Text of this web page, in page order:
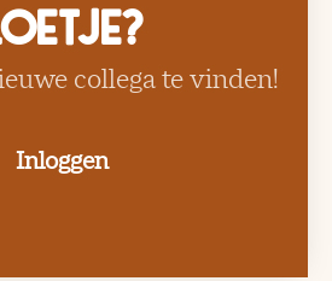
collega te vinden!
Inloggen